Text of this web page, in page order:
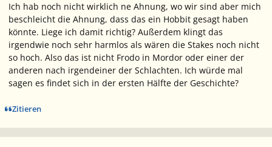
Ich hab noch nicht wirklich ne Ahnung, wo wir sind aber mich
beschleicht die Ahnung, dass das ein Hobbit gesagt haben
könnte. Liege ich damit richtig? Außerdem klingt das
irgendwie noch sehr harmlos als wären die Stakes noch nicht
so hoch. Also das ist nicht Frodo in Mordor oder einer der
anderen nach irgendeiner der Schlachten. Ich würde mal
sagen es findet sich in der ersten Hälfte der Geschichte?
Zitieren